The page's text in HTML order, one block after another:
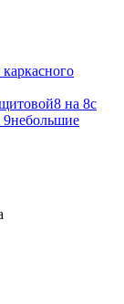
каркасного
8 на 8с
9небольшие